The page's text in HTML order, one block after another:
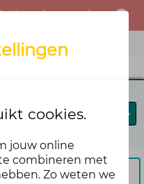
cookies.
jouw online
combineren met
Zo weten we
Er is een fout opgetreden. Probeer het opnieuw of neem contact op met de beheerder.